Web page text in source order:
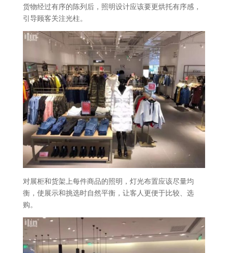
货物经过有序的陈列后，照明设计应该要更烘托有序感，
引导顾客关注光柱。
对展柜和货架上每件商品的照明，灯光布置应该尽量均
衡，使展示和挑选时自然平衡，让客人更便于比较、选
购。